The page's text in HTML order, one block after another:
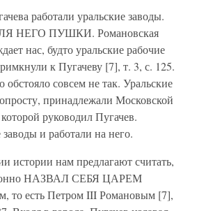
работали уральские заводы.
НЕГО ПУШКИ. Романовская
нас, будто уральские рабочие
к Пугачеву [7], т. 3, с. 125.
обстояло совсем не так. Уральские
принадлежали Московской
руководил Пугачев.
и работали на него.
истории нам предлагают считать,
НАЗВАЛ СЕБЯ ЦАРЕМ
то есть Петром III Романовым [7],